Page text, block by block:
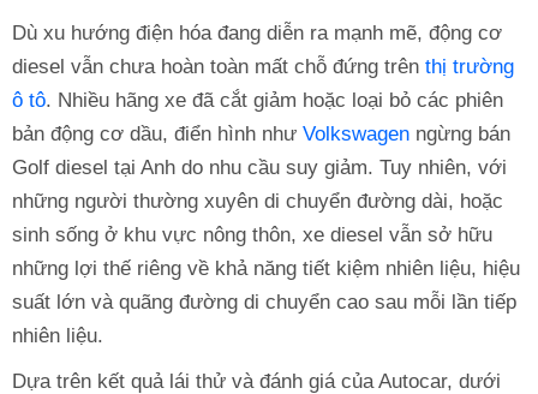
Dù xu hướng điện hóa đang diễn ra mạnh mẽ, động cơ
diesel vẫn chưa hoàn toàn mất chỗ đứng trên thị trường
ô tô. Nhiều hãng xe đã cắt giảm hoặc loại bỏ các phiên
bản động cơ dầu, điển hình như Volkswagen ngừng bán
Golf diesel tại Anh do nhu cầu suy giảm. Tuy nhiên, với
những người thường xuyên di chuyển đường dài, hoặc
sinh sống ở khu vực nông thôn, xe diesel vẫn sở hữu
những lợi thế riêng về khả năng tiết kiệm nhiên liệu, hiệu
suất lớn và quãng đường di chuyển cao sau mỗi lần tiếp
nhiên liệu.
Dựa trên kết quả lái thử và đánh giá của Autocar, dưới